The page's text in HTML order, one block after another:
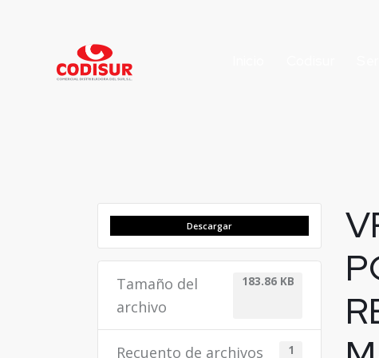
Descargar
Tamaño del
archivo
183.86 KB
Recuento de archivos 1